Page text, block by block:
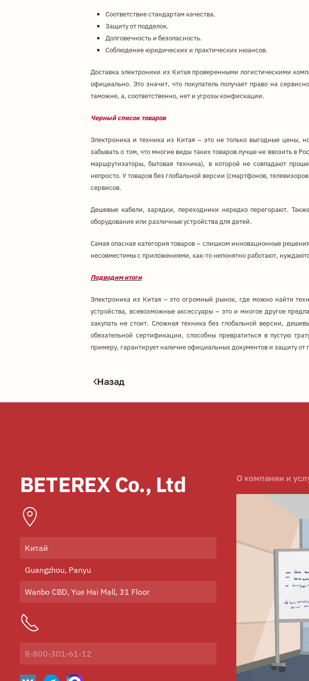
Соответствие стандартам качества.
Защиту от подделок.
Долговечность и безопасность.
Соблюдение юридических и практических нюансов.
Доставка электроники из Китая проверенными логистическими
официально. Это значит, что покупатель получает право на
таможне, а, соответственно, нет и угрозы конфискации.
Черный список товаров
Электроника и техника из Китая – это не только выгодные цены,
забывать о том, что многие виды таких товаров лучше не ввозить в
маршрутизаторы, бытовая техника), в которой не совпадают
непросто. У товаров без глобальной версии (смартфонов,
сервисов.
Дешевые кабели, зарядки, переходники нередко перегорают.
оборудование или различные устройства для детей.
Самая опасная категория товаров – слишком инновационные
несовместимы с приложениями, как-то непонятно работают,
Подводим итоги
Электроника из Китая – это огромный рынок, где можно найти
устройства, всевозможные аксессуары – это и многое другое
закупать не стоит. Сложная техника без глобальной версии,
обязательной сертификации, способны превратиться в пустую
примеру, гарантирует наличие официальных документов и защиту от
Назад
BETEREX Co., Ltd
Китай
Guangzhou, Panyu
Wanbo CBD, Yue Hai Mall, 31 Floor
8-800-301-61-12
О компании и